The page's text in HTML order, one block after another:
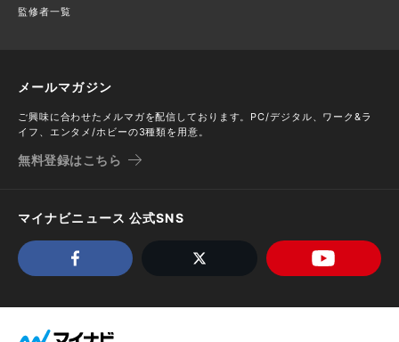
監修者一覧
メールマガジン
ご興味に合わせたメルマガを配信しております。PC/デジタル、ワーク&ラ
イフ、エンタメ/ホビーの3種類を用意。
無料登録はこちら
マイナビニュース 公式SNS